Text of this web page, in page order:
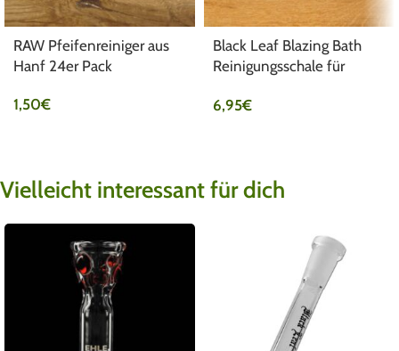
RAW Pfeifenreiniger aus
Hanf 24er Pack
1,50€
Black Leaf Blazing Bath
Reinigungsschale für
6,95€
Vielleicht interessant für dich